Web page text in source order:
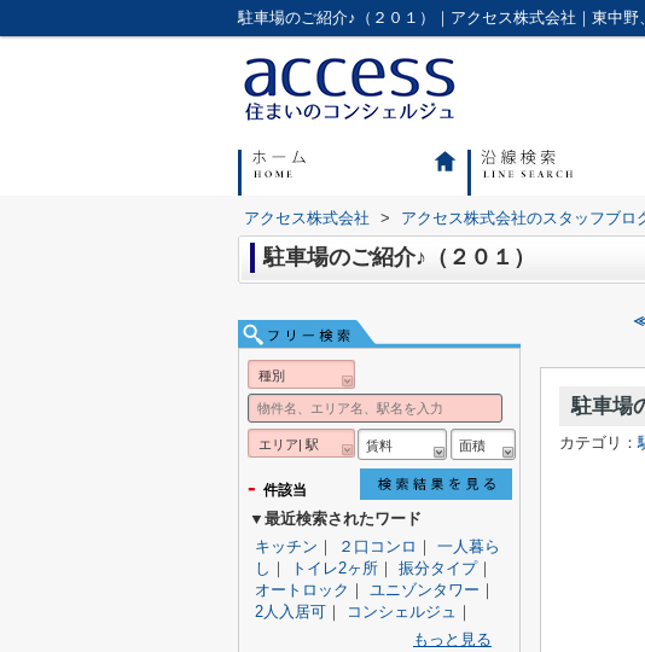
駐車場のご紹介♪（２０１）｜アクセス株式会社｜東中
アクセス株式会社 > アクセス株式会社のスタッフブロ
駐車場のご紹介♪（２０１）
≪
駐車場
カテゴリ：
種別
エリア| 駅 賃料 面積
- 件該当
▼最近検索されたワード
キッチン ｜ ２口コンロ ｜ 一人暮ら
し ｜ トイレ2ヶ所 ｜ 振分タイプ｜
オートロック ｜ ユニゾンタワー ｜
2人入居可 ｜ コンシェルジュ ｜
もっと見る